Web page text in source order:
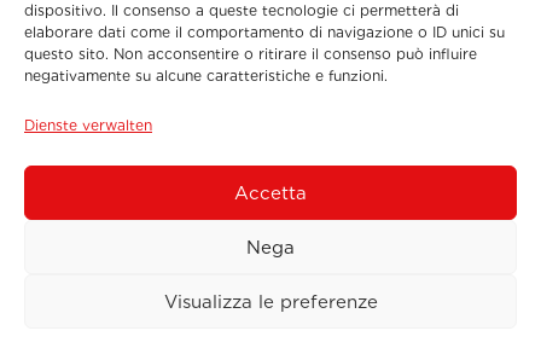
dispositivo. Il consenso a queste tecnologie ci permetterà di
elaborare dati come il comportamento di navigazione o ID unici su
questo sito. Non acconsentire o ritirare il consenso può influire
negativamente su alcune caratteristiche e funzioni.
Dienste verwalten
Accetta
Nega
Visualizza le preferenze
Menu
Contact Information
© 2026 Sos Tyres International S.r.l. - P.IVA